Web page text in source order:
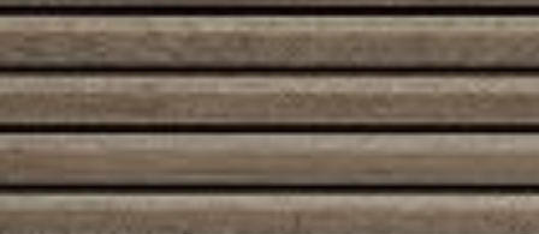
Austroflamm 38x38x57 K
2600,00€